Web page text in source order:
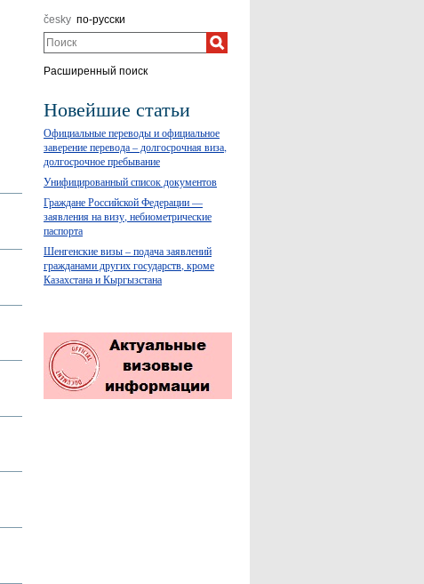
česky по-русски
Поиск
Расширенный поиск
Новейшие статьи
Официальные переводы и официальное
заверение перевода – долгосрочная виза,
долгосрочное пребывание
Унифицированный список документов
Граждане Российской Федерации —
заявления на визу, небиометрические
паспорта
Шенгенские визы – подача заявлений
гражданами других государств, кроме
Казахстана и Кыргызстана